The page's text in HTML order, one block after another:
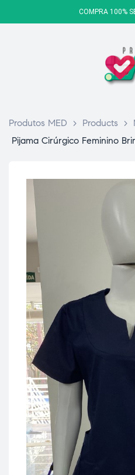
COMPRA 100%
Produtos MED > Products >
Pijama Cirúrgico Feminino